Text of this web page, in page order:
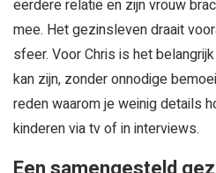
eerdere relatie en zijn vrouw
mee. Het gezinsleven draait
sfeer. Voor Chris is het
kan zijn, zonder onnodige
reden waarom je weinig details
kinderen via tv of in interviews.